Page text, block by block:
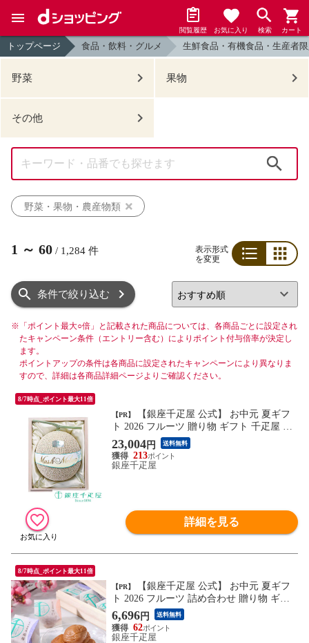
閲覧履歴 お気に入り 検索 カート
トップページ 食品・飲料・グルメ 生鮮食品・有機食品・生産者
野菜 果物
その他
野菜・果物・農産物類
1 ～ 60 / 1,284 件
表示形式
を変更
条件で絞り込む
※ 「ポイント最大○倍」と記載された商品については、各商品ごとに設定され
たキャンペーン条件（エントリー含む）によりポイント付与倍率が決定し
ます。
ポイントアップの条件は各商品に設定されたキャンペーンにより異なりま
すので、詳細は各商品詳細ページよりご確認ください。
8/7時点_ポイント最大11倍
【PR】
ト 2026 フルーツ 贈り物 ギフト 千疋屋 マ
スクメロン(桐箱)1個入(約1.4kg)
23,004円 送料無料
213
銀座千疋屋
詳細を見る
8/7時点_ポイント最大11倍
【PR】
ト 2026 フルーツ 詰め合わせ 贈り物 ギフ
ト 千疋屋 紀州南高梅詰合せ 20個入(桐箱)
6,696円 送料無料
62
銀座千疋屋